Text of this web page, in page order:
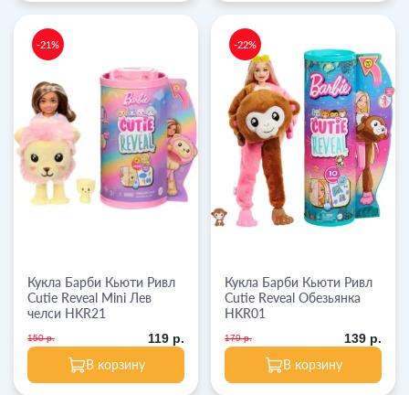
-21%
Кукла Барби Кьюти Ривл
Cutie Reveal Mini Лев
челси HKR21
150 р. 119 р.
В корзину
-22%
Кукла Барби Кьюти Ривл
Cutie Reveal Обезьянка
HKR01
179 р. 139 р.
В корзину